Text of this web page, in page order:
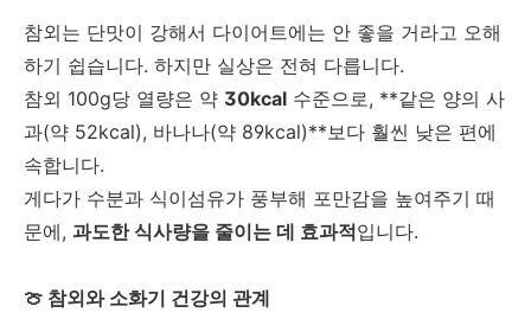
참외는 단맛이 강해서 다이어트에는 안 좋을 거라고 오해
하기 쉽습니다. 하지만 실상은 전혀 다릅니다.
참외 100g당 열량은 약 30kcal 수준으로, **같은 양의 사
과(약 52kcal), 바나나(약 89kcal)** 보다 훨씬 낮은 편에
속합니다.
게다가 수분과 식이섬유가 풍부해 포만감을 높여주기 때
문에, 과도한 식사량을 줄이는 데 효과적입니다.
🍈 참외와 소화기 건강의 관계